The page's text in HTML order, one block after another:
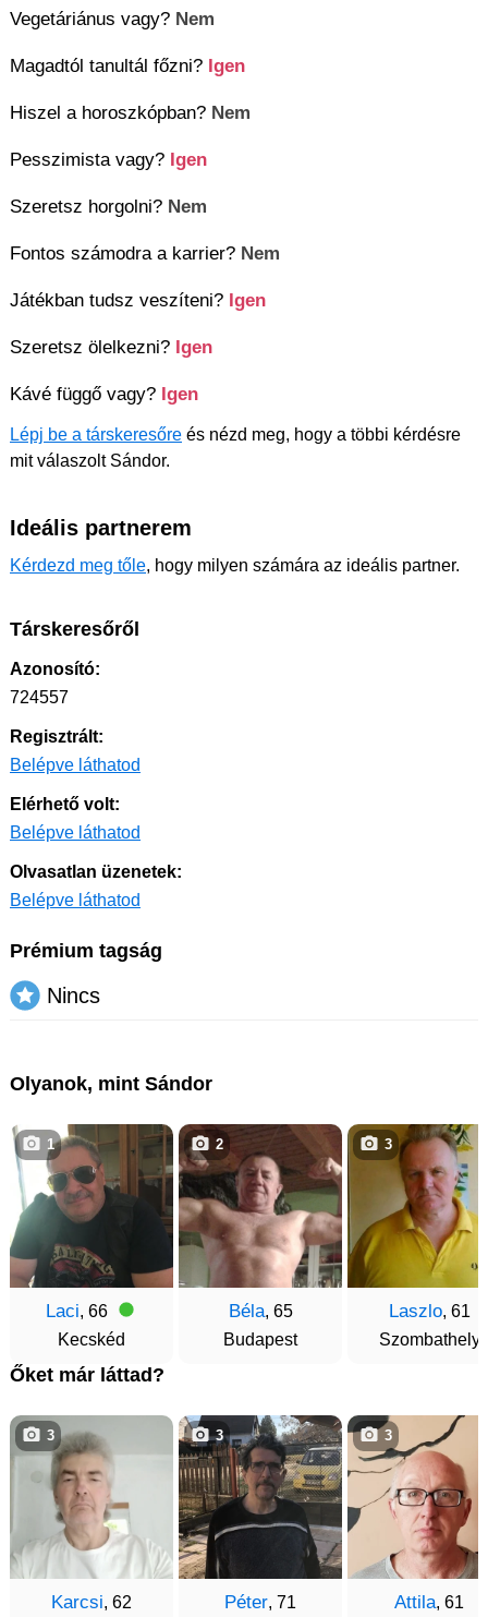
Vegetáriánus vagy? Nem
Magadtól tanultál főzni? Igen
Hiszel a horoszkópban? Nem
Pesszimista vagy? Igen
Szeretsz horgolni? Nem
Fontos számodra a karrier? Nem
Játékban tudsz veszíteni? Igen
Szeretsz ölelkezni? Igen
Kávé függő vagy? Igen
Lépj be a társkeresőre és nézd meg, hogy a többi kérdésre
mit válaszolt Sándor.
Ideális partnerem
Kérdezd meg tőle, hogy milyen számára az ideális partner.
Társkeresőről
Azonosító:
724557
Regisztrált:
Belépve láthatod
Elérhető volt:
Belépve láthatod
Olvasatlan üzenetek:
Belépve láthatod
Prémium tagság
Nincs
Olyanok, mint Sándor
Laci, 66
Kecskéd
1
Béla, 65
Budapest
2
Laszlo, 61
Szombathely
3
Őket már láttad?
Karcsi, 62
3
Péter, 71
3
Attila, 61
3